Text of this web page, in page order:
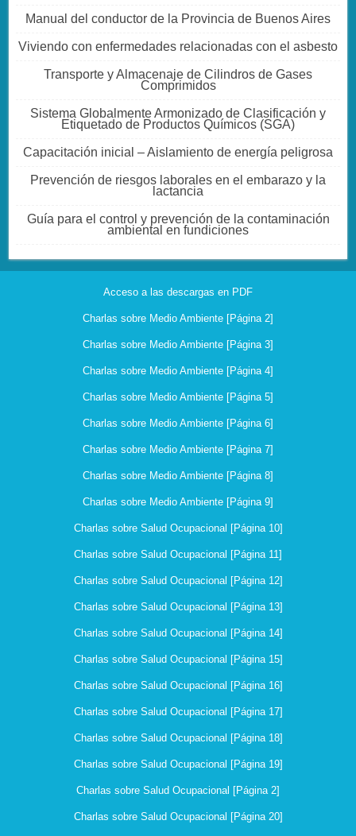
Manual del conductor de la Provincia de Buenos Aires
Viviendo con enfermedades relacionadas con el asbesto
Transporte y Almacenaje de Cilindros de Gases
Comprimidos
Sistema Globalmente Armonizado de Clasificación y
Etiquetado de Productos Químicos (SGA)
Capacitación inicial – Aislamiento de energía peligrosa
Prevención de riesgos laborales en el embarazo y la
lactancia
Guía para el control y prevención de la contaminación
ambiental en fundiciones
Acceso a las descargas en PDF
Charlas sobre Medio Ambiente [Página 2]
Charlas sobre Medio Ambiente [Página 3]
Charlas sobre Medio Ambiente [Página 4]
Charlas sobre Medio Ambiente [Página 5]
Charlas sobre Medio Ambiente [Página 6]
Charlas sobre Medio Ambiente [Página 7]
Charlas sobre Medio Ambiente [Página 8]
Charlas sobre Medio Ambiente [Página 9]
Charlas sobre Salud Ocupacional [Página 10]
Charlas sobre Salud Ocupacional [Página 11]
Charlas sobre Salud Ocupacional [Página 12]
Charlas sobre Salud Ocupacional [Página 13]
Charlas sobre Salud Ocupacional [Página 14]
Charlas sobre Salud Ocupacional [Página 15]
Charlas sobre Salud Ocupacional [Página 16]
Charlas sobre Salud Ocupacional [Página 17]
Charlas sobre Salud Ocupacional [Página 18]
Charlas sobre Salud Ocupacional [Página 19]
Charlas sobre Salud Ocupacional [Página 2]
Charlas sobre Salud Ocupacional [Página 20]